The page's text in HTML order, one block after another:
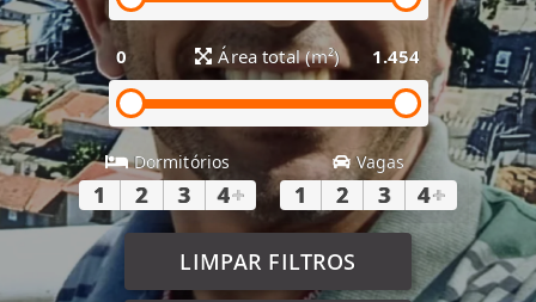
0 Área total (m²) 1.454
Dormitórios
1 2 3 4+
Vagas
1 2 3 4+
LIMPAR FILTROS